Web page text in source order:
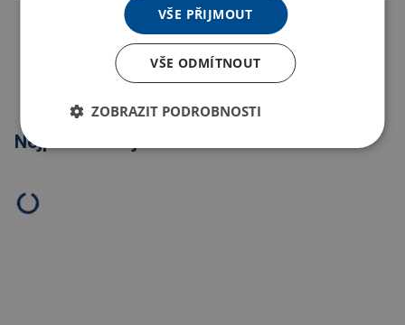
Kopírovat odkaz
Nejprodávanější
VŠE PŘIJMOUT
VŠE ODMÍTNOUT
ZOBRAZIT PODROBNOSTI